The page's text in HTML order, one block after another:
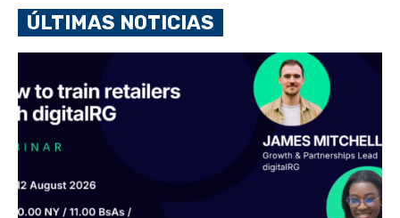
ÚLTIMAS NOTICIAS